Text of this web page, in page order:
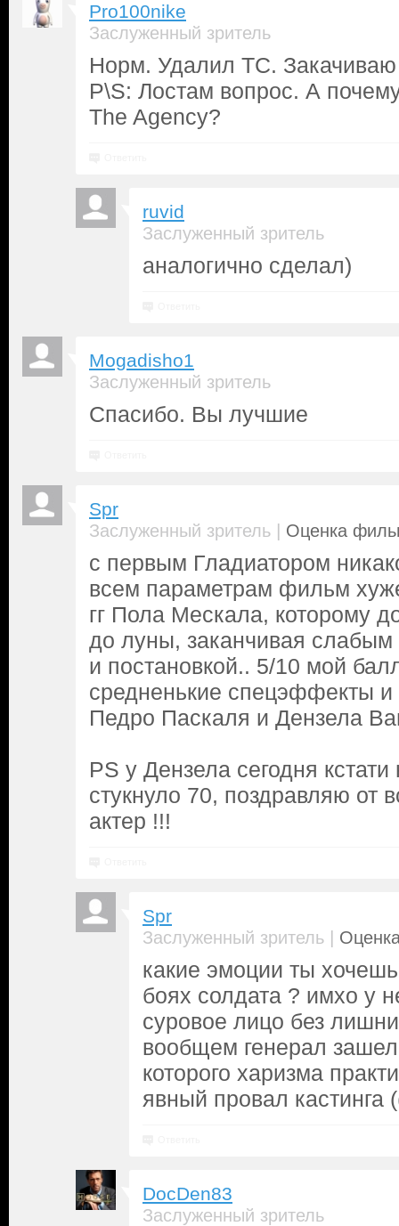
Pro100nike
Заслуженный зритель
Норм. Удалил ТС.
P\S: Лостам вопрос. А
The Agency?
ruvid
Заслуженный зритель
аналогично сделал)
Mogadisho1
Заслуженный зритель
Спасибо. Вы лучшие
Spr
Заслуженный зритель | Оценка
с первым Гладиатором
всем параметрам фильм
гг Пола Мескала, которому
до луны, заканчивая
и постановкой.. 5/10 мой
средненькие спецэффекты и
Педро Паскаля и Дензела
PS у Дензела сегодня
стукнуло 70, поздравляю от
актер !!!
Spr
Заслуженный зритель |
какие эмоции ты
боях солдата ? имхо у
суровое лицо без
вообщем генерал зашел
которого харизма
явный провал кастинга
DocDen83
Заслуженный зритель